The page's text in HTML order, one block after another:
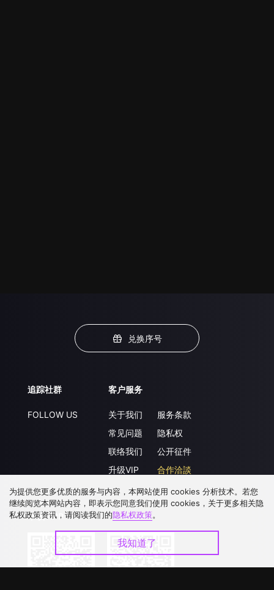
兑换序号
追踪社群
FOLLOW US
客户服务
关于我们
常见问题
联络我们
升级VIP
服务条款
隐私权
公开征件
合作洽談
下载 APP
为提供您更多优质的服务与内容，本网站使用 cookies 分析技术。若您
继续阅览本网站内容，即表示您同意我们使用 cookies，关于更多相关隐
私权政策资讯，请阅读我们的隐私权政策。
我知道了